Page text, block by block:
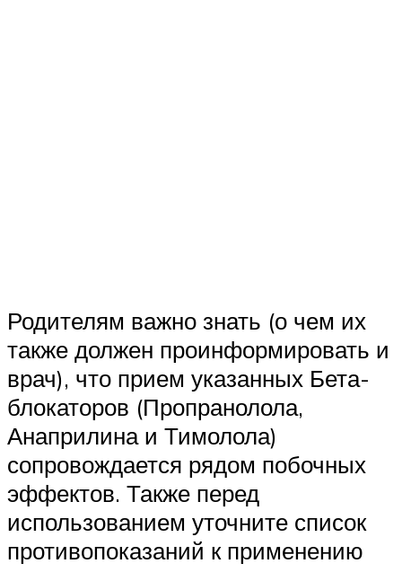
Родителям важно знать (о чем их
также должен проинформировать и
врач), что прием указанных Бета-
блокаторов (Пропранолола,
Анаприлина и Тимолола)
сопровождается рядом побочных
эффектов. Также перед
использованием уточните список
противопоказаний к применению